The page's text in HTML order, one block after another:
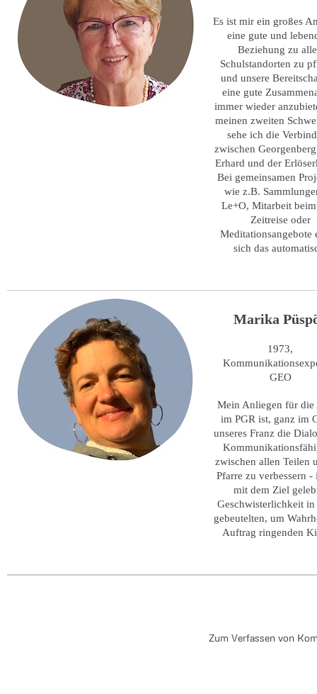
Es ist mir ein großes
eine gute und
Beziehung zu
Schulstandorten zu
und unsere
eine gute
immer wieder
meinen zweiten
sehe ich die
zwischen
Erhard und der
Bei gemeinsamen
wie z.B.
Le+O, Mitarbeit
Zeitreise oder
Meditationsangebote
sich das
Marika
1973,
GEO
Mein Anliegen für die
im PGR ist, ganz im
unseres Franz die
zwischen allen Teilen
Pfarre zu verbessern -
mit dem Ziel
Geschwisterlichkeit in
gebeutelten, um
Auftrag ringenden
Zum Verfassen von